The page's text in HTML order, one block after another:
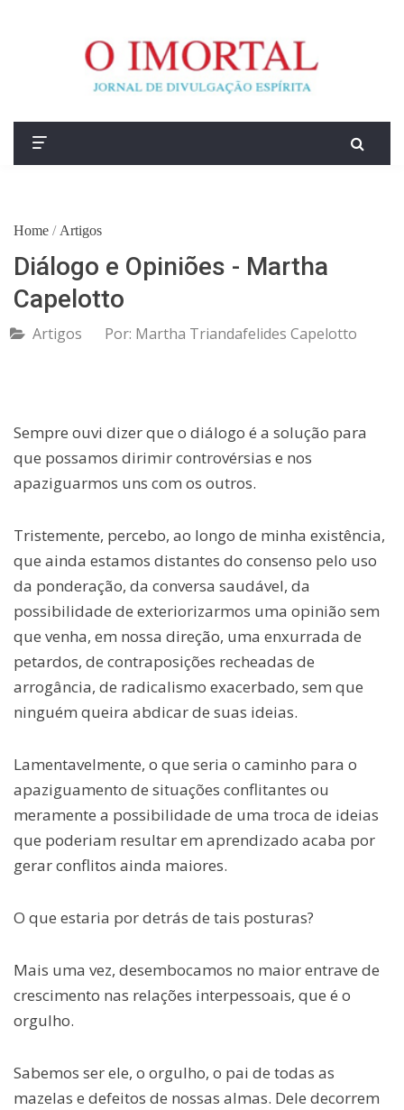
Home / Artigos
Diálogo e Opiniões - Martha
Capelotto
Artigos Por: Martha Triandafelides Capelotto
Sempre ouvi dizer que o diálogo é a solução para
que possamos dirimir controvérsias e nos
apaziguarmos uns com os outros.
Tristemente, percebo, ao longo de minha existência,
que ainda estamos distantes do consenso pelo uso
da ponderação, da conversa saudável, da
possibilidade de exteriorizarmos uma opinião sem
que venha, em nossa direção, uma enxurrada de
petardos, de contraposições recheadas de
arrogância, de radicalismo exacerbado, sem que
ninguém queira abdicar de suas ideias.
Lamentavelmente, o que seria o caminho para o
apaziguamento de situações conflitantes ou
meramente a possibilidade de uma troca de ideias
que poderiam resultar em aprendizado acaba por
gerar conflitos ainda maiores.
O que estaria por detrás de tais posturas?
Mais uma vez, desembocamos no maior entrave de
crescimento nas relações interpessoais, que é o
orgulho.
Sabemos ser ele, o orgulho, o pai de todas as
mazelas e defeitos de nossas almas. Dele decorrem